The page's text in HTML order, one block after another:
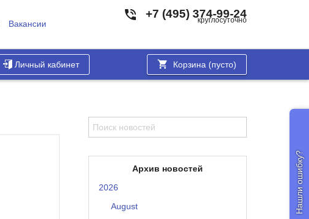
Вакансии
+7 (495) 374-99-24
круглосуточно
Личный кабинет Корзина (пусто)
Архив новостей
2026
August
Нашли ошибку?